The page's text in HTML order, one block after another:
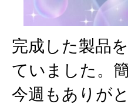
完成した製品
ていました。
今週もありが